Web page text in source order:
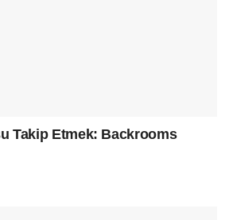
Takip Etmek: Backrooms